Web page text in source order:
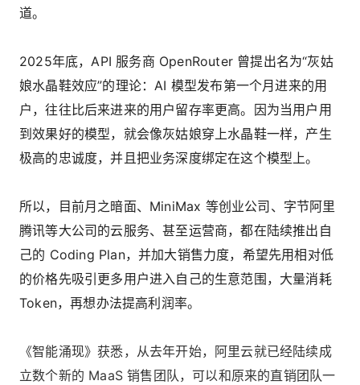
道。
2025年底，API 服务商 OpenRouter 曾提出名为“灰姑
娘水晶鞋效应”的理论：AI 模型发布第一个月进来的用
户，往往比后来进来的用户留存率更高。因为当用户用
到效果好的模型，就会像灰姑娘穿上水晶鞋一样，产生
极高的忠诚度，并且把业务深度绑定在这个模型上。
所以，目前月之暗面、MiniMax 等创业公司、字节阿里
腾讯等大公司的云服务、甚至运营商，都在陆续推出自
己的 Coding Plan，并加大销售力度，希望先用相对低
的价格先吸引更多用户进入自己的生意范围，大量消耗
Token，再想办法提高利润率。
《智能涌现》获悉，从去年开始，阿里云就已经陆续成
立数个新的 MaaS 销售团队，可以和原来的直销团队一